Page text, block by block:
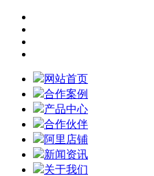
网站首页
合作案例
产品中心
合作伙伴
阿里店铺
新闻资讯
关于我们